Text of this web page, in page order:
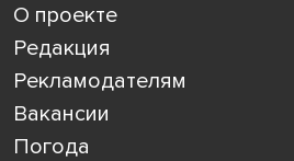
О проекте
Редакция
Рекламодателям
Вакансии
Погода